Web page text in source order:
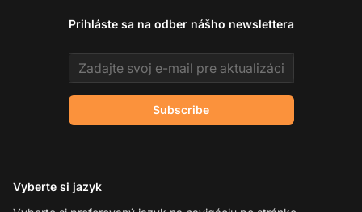
Prihláste sa na odber nášho newslettera
Email address
Subscribe
Vyberte si jazyk